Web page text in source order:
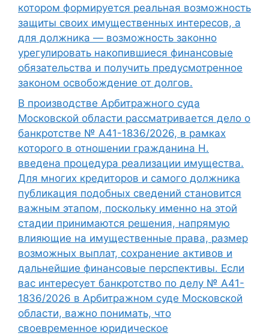
котором формируется реальная возможность
защиты своих имущественных интересов, а
для должника — возможность законно
урегулировать накопившиеся финансовые
обязательства и получить предусмотренное
законом освобождение от долгов.
В производстве Арбитражного суда
Московской области рассматривается дело о
банкротстве № А41-1836/2026, в рамках
которого в отношении гражданина Н.
введена процедура реализации имущества.
Для многих кредиторов и самого должника
публикация подобных сведений становится
важным этапом, поскольку именно на этой
стадии принимаются решения, напрямую
влияющие на имущественные права, размер
возможных выплат, сохранение активов и
дальнейшие финансовые перспективы. Если
вас интересует банкротство по делу № А41-
1836/2026 в Арбитражном суде Московской
области, важно понимать, что
своевременное юридическое